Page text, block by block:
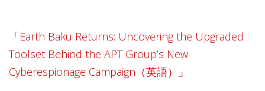
「Earth Baku Returns: Uncovering the Upgraded
Toolset Behind the APT Group’s New
Cyberespionage Campaign（英語）」